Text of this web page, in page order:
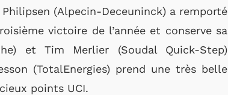
(Alpecin-Deceuninck) a remporté
victoire de l’année et conserve sa
et Tim Merlier (Soudal Quick-Step)
(TotalEnergies) prend une très belle
points UCI.